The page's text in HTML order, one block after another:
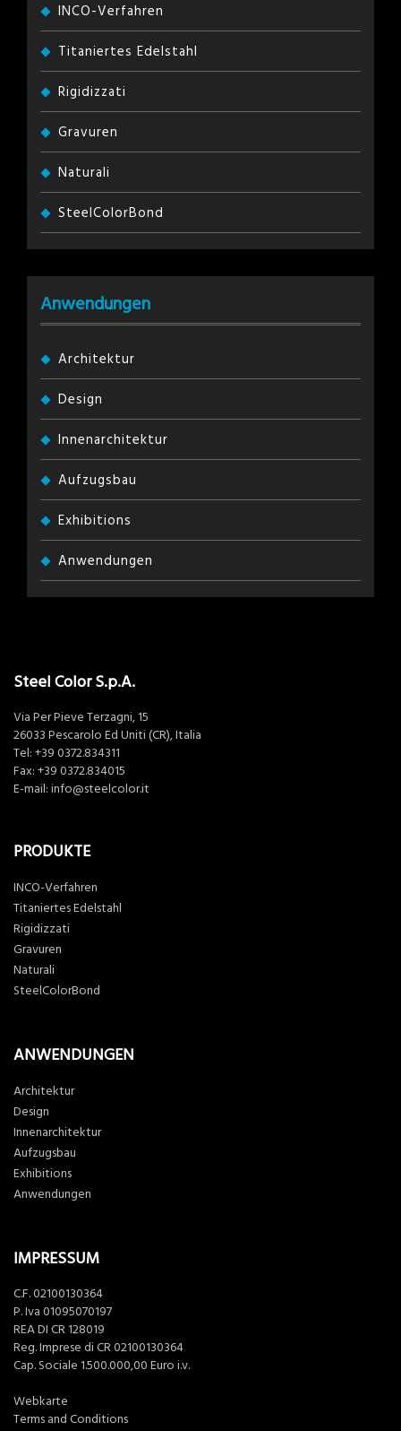
INCO-Verfahren
Titaniertes Edelstahl
Rigidizzati
Gravuren
Naturali
SteelColorBond
Anwendungen
Architektur
Design
Innenarchitektur
Aufzugsbau
Exhibitions
Anwendungen
Steel Color S.p.A.
Via Per Pieve Terzagni, 15
26033 Pescarolo Ed Uniti (CR), Italia
Tel: +39 0372.834311
Fax: +39 0372.834015
E-mail: info@steelcolor.it
PRODUKTE
INCO-Verfahren
Titaniertes Edelstahl
Rigidizzati
Gravuren
Naturali
SteelColorBond
ANWENDUNGEN
Architektur
Design
Innenarchitektur
Aufzugsbau
Exhibitions
Anwendungen
IMPRESSUM
C.F. 02100130364
P. Iva 01095070197
REA DI CR 128019
Reg. Imprese di CR 02100130364
Cap. Sociale 1.500.000,00 Euro i.v.
Webkarte
Terms and Conditions